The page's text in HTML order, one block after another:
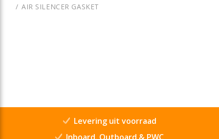
AIR SILENCER GASKET
Levering uit voorraad
Inboard, Outboard & PWC